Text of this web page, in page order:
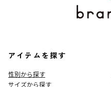
アイテムを探す
性別から探す
サイズから探す